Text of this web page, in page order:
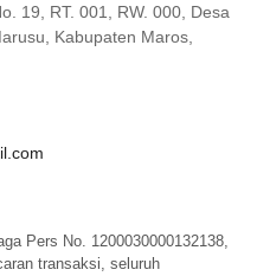
19, RT. 001, RW. 000, Desa
Kabupaten Maros,
Pers No. 1200030000132138,
transaksi, seluruh